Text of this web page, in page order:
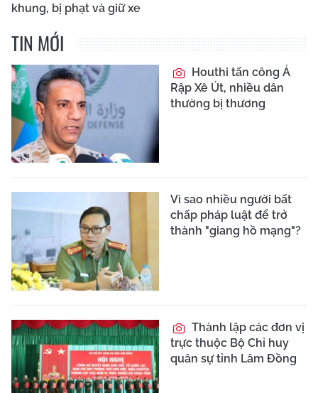
khung, bị phạt và giữ xe
TIN MỚI
Houthi tấn công Ả
Rập Xê Út, nhiều dân
thường bị thương
Vì sao nhiều người bất
chấp pháp luật để trở
thành "giang hồ mạng"?
Thành lập các đơn vị
trực thuộc Bộ Chỉ huy
quân sự tỉnh Lâm Đồng